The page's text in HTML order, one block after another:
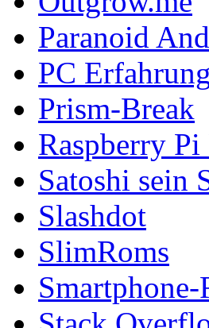
Paranoid
PC Erfahrung
Prism-Break
Raspberry
Satoshi sein
Slashdot
SlimRoms